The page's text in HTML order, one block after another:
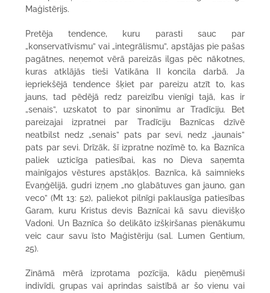
Maģistērijs.
Pretēja tendence, kuru parasti sauc par
„konservatīvismu” vai „integrālismu”, apstājas pie pašas
pagātnes, neņemot vērā pareizās ilgas pēc nākotnes,
kuras atklājās tieši Vatikāna II koncila darbā. Ja
iepriekšējā tendence šķiet par pareizu atzīt to, kas
jauns, tad pēdējā redz pareizību vienīgi tajā, kas ir
„senais”, uzskatot to par sinonīmu ar Tradīciju. Bet
pareizajai izpratnei par Tradīciju Baznīcas dzīvē
neatbilst nedz „senais” pats par sevi, nedz „jaunais”
pats par sevi. Drīzāk, šī izpratne nozīmē to, ka Baznīca
paliek uzticīga patiesībai, kas no Dieva saņemta
mainīgajos vēstures apstākļos. Baznīca, kā saimnieks
Evaņģēlijā, gudri izņem „no glabātuves gan jauno, gan
veco” (Mt 13: 52), paliekot pilnīgi paklausīga patiesības
Garam, kuru Kristus devis Baznīcai kā savu dievišķo
Vadoni. Un Baznīca šo delikāto izšķiršanas pienākumu
veic caur savu īsto Maģistēriju (sal. Lumen Gentium,
25).
Zināmā mērā izprotama pozīcija, kādu pieņēmuši
indivīdi, grupas vai aprindas saistībā ar šo vienu vai